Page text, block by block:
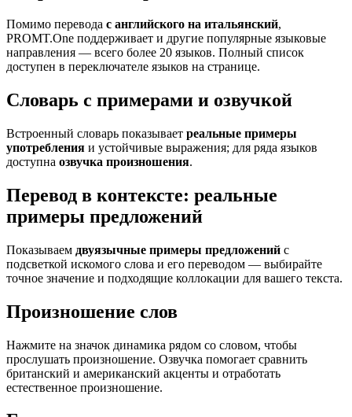
Помимо перевода с английского на итальянский,
PROMT.One поддерживает и другие популярные языковые
направления — всего более 20 языков. Полный список
доступен в переключателе языков на странице.
Словарь с примерами и озвучкой
Встроенный словарь показывает реальные примеры
употребления и устойчивые выражения; для ряда языков
доступна озвучка произношения.
Перевод в контексте: реальные
примеры предложений
Показываем двуязычные примеры предложений с
подсветкой искомого слова и его переводом — выбирайте
точное значение и подходящие коллокации для вашего текста.
Произношение слов
Нажмите на значок динамика рядом со словом, чтобы
прослушать произношение. Озвучка помогает сравнить
британский и американский акценты и отработать
естественное произношение.